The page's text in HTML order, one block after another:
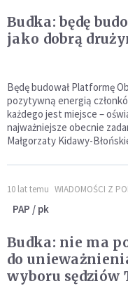
Budka: będę
jako dobrą
Będę budował Platformę
pozytywną energią
każdego jest miejsce –
najważniejsze obecnie
Małgorzaty Kidawy-
10 lat temu WIADOMOŚCI Z
PAP / pk
Budka: nie ma
do
wyboru sędziów